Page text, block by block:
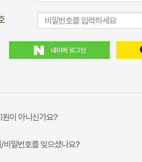
원이 아니신가요?
비밀번호를 잊으셨나요?